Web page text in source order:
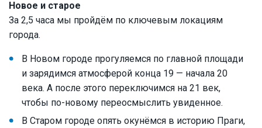
Новое и старое
За 2,5 часа мы пройдём по ключевым локациям
города.
В Новом городе прогуляемся по главной площади
и зарядимся атмосферой конца 19 — начала 20
века. А после этого переключимся на 21 век,
чтобы по-новому переосмыслить увиденное.
В Старом городе опять окунёмся в историю Праги,